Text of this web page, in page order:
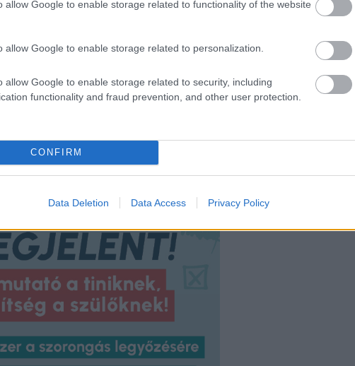
allow Google to enable storage related to functionality of the website
allow Google to enable storage related to personalization.
allow Google to enable storage related to security, including
functionality and fraud prevention, and other user protection.
CONFIRM
Data Deletion Data Access Privacy Policy
Emily azt is megemlíti videójában,
szemeid hangsúlyosabbak
és azt javaslom, kissé fordulj
nézel, döntsd egy kissé felfelé a
„Valójában nem kell ezt
és kényelmesebben érezd magad,
és légy önmagad, így is